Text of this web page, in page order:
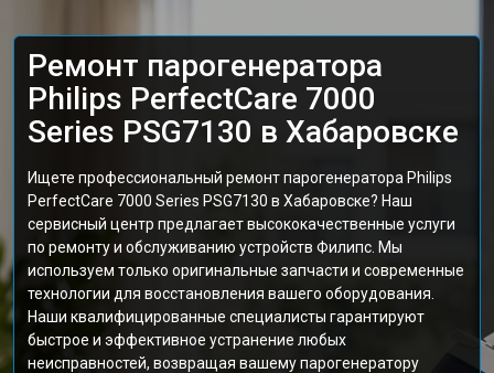
Ремонт парогенератора
Philips PerfectCare 7000
Series PSG7130 в Хабаровске
Ищете профессиональный ремонт парогенератора Philips
PerfectCare 7000 Series PSG7130 в Хабаровске? Наш
сервисный центр предлагает высококачественные услуги
по ремонту и обслуживанию устройств Филипс. Мы
используем только оригинальные запчасти и современные
технологии для восстановления вашего оборудования.
Наши квалифицированные специалисты гарантируют
быстрое и эффективное устранение любых
неисправностей, возвращая вашему парогенератору